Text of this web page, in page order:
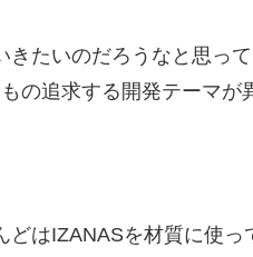
たいのだろうなと思っ
の追求する開発テーマが
どはIZANASを材質に使